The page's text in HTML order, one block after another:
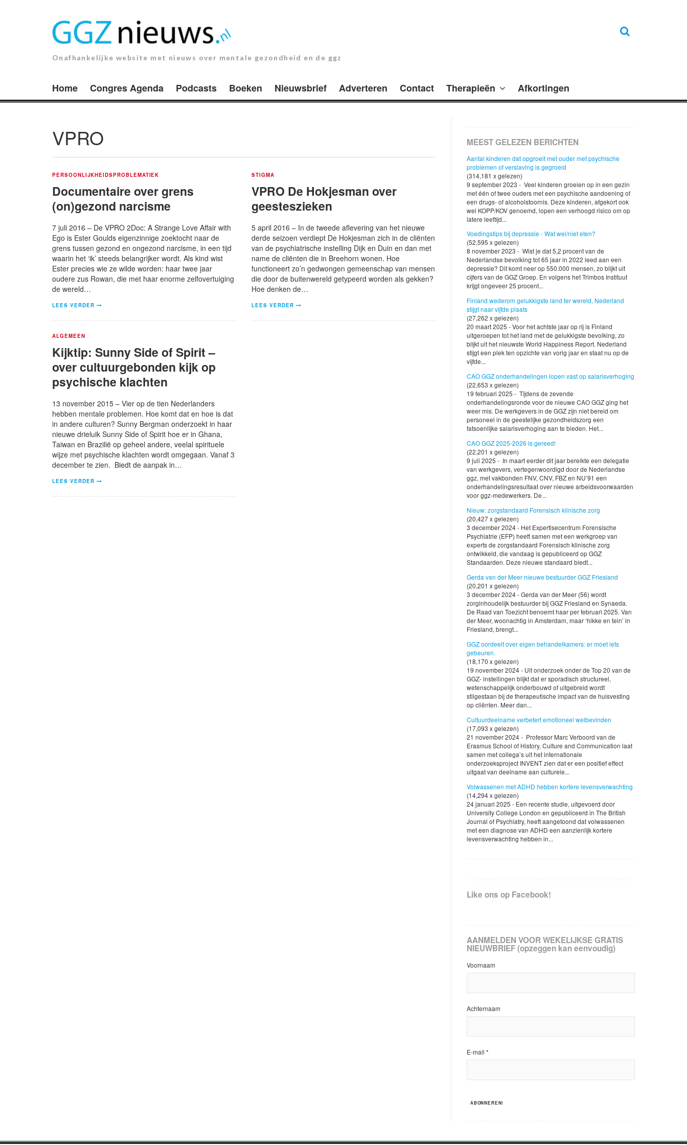
Onafhankelijke website met nieuws over mentale gezondheid en de ggz
Home Congres Agenda Podcasts Boeken Nieuwsbrief Adverteren Contact Therapieën Afkortingen
VPRO
PERSOONLIJKHEIDSPROBLEMATIEK
Documentaire over grens
(on)gezond narcisme
7 juli 2016 – De VPRO 2Doc: A Strange Love Affair with
Ego is Ester Goulds eigenzinnige zoektocht naar de
grens tussen gezond en ongezond narcisme, in een tijd
waarin het ‘ik’ steeds belangrijker wordt. Als kind wist
Ester precies wie ze wilde worden: haar twee jaar
oudere zus Rowan, die met haar enorme zelfovertuiging
de wereld…
LEES VERDER
STIGMA
VPRO De Hokjesman over
geesteszieken
5 april 2016 – In de tweede aflevering van het nieuwe
derde seizoen verdiept De Hokjesman zich in de cliënten
van de psychiatrische instelling Dijk en Duin en dan met
name de cliënten die in Breehorn wonen. Hoe
functioneert zo’n gedwongen gemeenschap van mensen
die door de buitenwereld getypeerd worden als gekken?
Hoe denken de…
LEES VERDER
ALGEMEEN
Kijktip: Sunny Side of Spirit –
over cultuurgebonden kijk op
psychische klachten
13 november 2015 – Vier op de tien Nederlanders
hebben mentale problemen. Hoe komt dat en hoe is dat
in andere culturen? Sunny Bergman onderzoekt in haar
nieuwe drieluik Sunny Side of Spirit hoe er in Ghana,
Taiwan en Brazilië op geheel andere, veelal spirituele
wijze met psychische klachten wordt omgegaan. Vanaf 3
december te zien. Biedt de aanpak in…
LEES VERDER
MEEST GELEZEN BERICHTEN
Aantal kinderen dat opgroeit met ouder met psychische
problemen of verslaving is gegroeid
(314,181 x gelezen)
9 september 2023 - Veel kinderen groeien op in een gezin
met één of twee ouders met een psychische aandoening of
een drugs- of alcoholstoornis. Deze kinderen, afgekort ook
wel KOPP/KOV genoemd, lopen een verhoogd risico om op
latere leeftijd...
Voedingstips bij depressie - Wat wel/niet eten?
(52,595 x gelezen)
8 november 2023 - Wist je dat 5,2 procent van de
Nederlandse bevolking tot 65 jaar in 2022 leed aan een
depressie? Dit komt neer op 550.000 mensen, zo blijkt uit
cijfers van de GGZ Groep. En volgens het Trimbos Instituut
krijgt ongeveer 25 procent...
Finland wederom gelukkigste land ter wereld, Nederland
stijgt naar vijfde plaats
(27,262 x gelezen)
20 maart 2025 - Voor het achtste jaar op rij is Finland
uitgeroepen tot het land met de gelukkigste bevolking, zo
blijkt uit het nieuwste World Happiness Report. Nederland
stijgt een plek ten opzichte van vorig jaar en staat nu op de
vijfde...
CAO GGZ onderhandelingen lopen vast op salarisverhoging
(22,653 x gelezen)
19 februari 2025 - Tijdens de zevende
onderhandelingsronde voor de nieuwe CAO GGZ ging het
weer mis. De werkgevers in de GGZ zijn niet bereid om
personeel in de geestelijke gezondheidszorg een
fatsoenlijke salarisverhoging aan te bieden. Het...
CAO GGZ 2025-2026 is gereed!
(22,201 x gelezen)
9 juli 2025 - In maart eerder dit jaar bereikte een delegatie
van werkgevers, vertegenwoordigd door de Nederlandse
ggz, met vakbonden FNV, CNV, FBZ en NU’91 een
onderhandelingsresultaat over nieuwe arbeidsvoorwaarden
voor ggz-medewerkers. De...
Nieuw: zorgstandaard Forensisch klinische zorg
(20,427 x gelezen)
3 december 2024 - Het Expertisecentrum Forensische
Psychiatrie (EFP) heeft samen met een werkgroep van
experts de zorgstandaard Forensisch klinische zorg
ontwikkeld, die vandaag is gepubliceerd op GGZ
Standaarden. Deze nieuwe standaard biedt...
Gerda van der Meer nieuwe bestuurder GGZ Friesland
(20,201 x gelezen)
3 december 2024 - Gerda van der Meer (56) wordt
zorginhoudelijk bestuurder bij GGZ Friesland en Synaeda.
De Raad van Toezicht benoemt haar per februari 2025. Van
der Meer, woonachtig in Amsterdam, maar ‘hikke en tein’ in
Friesland, brengt...
GGZ oordeelt over eigen behandelkamers: er moet iets
gebeuren.
(18,170 x gelezen)
19 november 2024 - Uit onderzoek onder de Top 20 van de
GGZ- instellingen blijkt dat er sporadisch structureel,
wetenschappelijk onderbouwd of uitgebreid wordt
stilgestaan bij de therapeutische impact van de huisvesting
op cliënten. Meer dan...
Cultuurdeelname verbetert emotioneel welbevinden
(17,093 x gelezen)
21 november 2024 - Professor Marc Verboord van de
Erasmus School of History, Culture and Communication laat
samen met collega’s uit het internationale
onderzoeksproject INVENT zien dat er een positief effect
uitgaat van deelname aan culturele...
Volwassenen met ADHD hebben kortere levensverwachting
(14,294 x gelezen)
24 januari 2025 - Een recente studie, uitgevoerd door
University College London en gepubliceerd in The British
Journal of Psychiatry, heeft aangetoond dat volwassenen
met een diagnose van ADHD een aanzienlijk kortere
levensverwachting hebben in...
Like ons op Facebook!
AANMELDEN VOOR WEKELIJKSE GRATIS
NIEUWBRIEF (opzeggen kan eenvoudig)
Voornaam
Achternaam
E-mail *